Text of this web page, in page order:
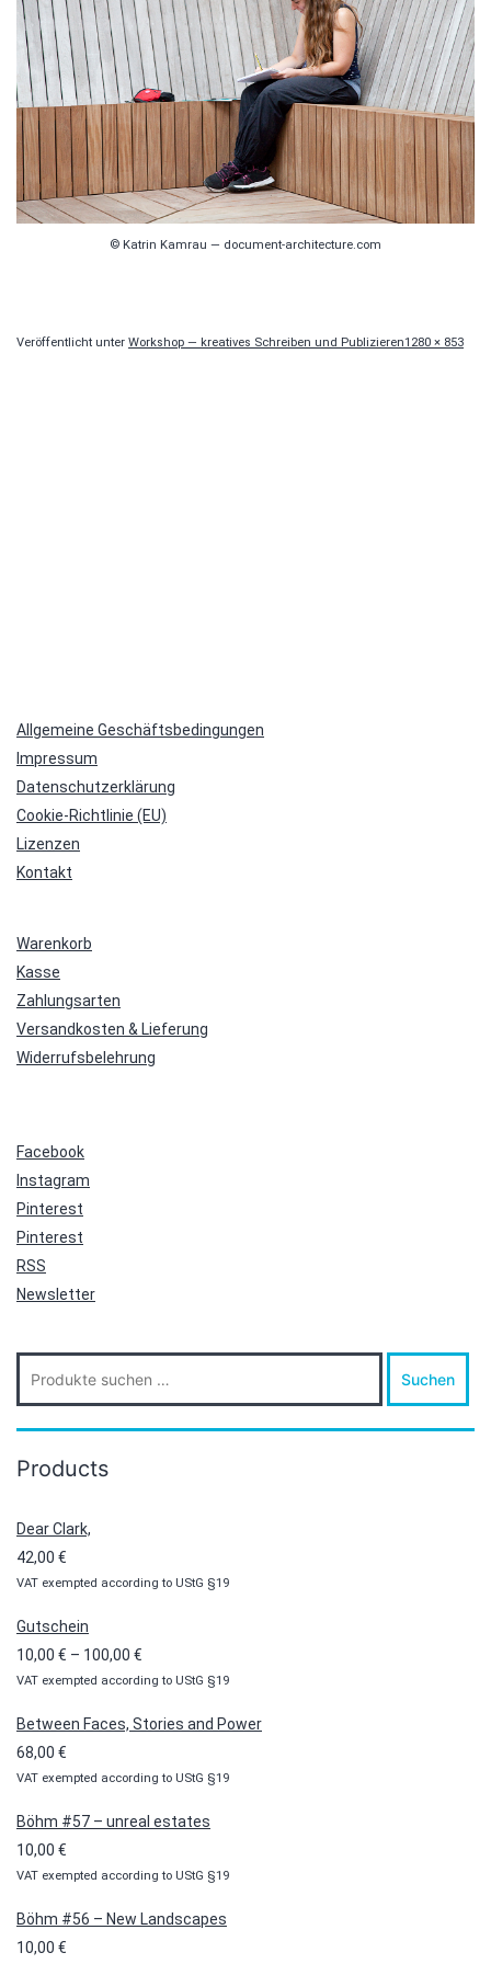
© Katrin Kamrau — document-architecture.com
Veröffentlicht unter Workshop — kreatives Schreiben und PublizierenOriginalgröße
1280 × 853
Allgemeine Geschäftsbedingungen
Impressum
Datenschutzerklärung
Cookie-Richtlinie (EU)
Lizenzen
Kontakt
Warenkorb
Kasse
Zahlungsarten
Versandkosten & Lieferung
Widerrufsbelehrung
Facebook
Instagram
Pinterest
Pinterest
RSS
Newsletter
nach:
Suchen
Products
Dear Clark,
42,00 €
VAT exempted according to UStG §19
Gutschein
10,00 € – 100,00 €
10,00 €
VAT exempted according to UStG §19
Between Faces, Stories and Power
68,00 €
VAT exempted according to UStG §19
Böhm #57 – unreal estates
10,00 €
VAT exempted according to UStG §19
Böhm #56 – New Landscapes
10,00 €